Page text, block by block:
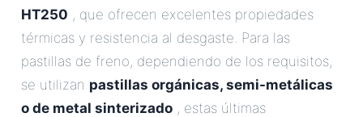
HT250 , que ofrecen excelentes propiedades
térmicas y resistencia al desgaste. Para las
pastillas de freno, dependiendo de los requisitos,
se utilizan pastillas orgánicas, semi-metálicas
o de metal sinterizado , estas últimas